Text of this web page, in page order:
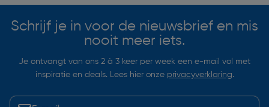
Schrijf je in voor de nieuwsbrief en mis
nooit meer iets.
Je ontvangt van ons 2 à 3 keer per week een e-mail vol met
inspiratie en deals. Lees hier onze privacyverklaring.